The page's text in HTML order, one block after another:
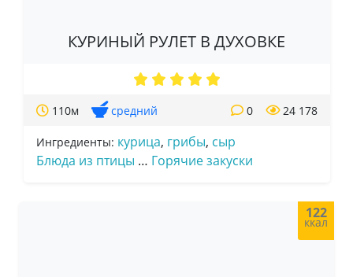
КУРИНЫЙ РУЛЕТ В ДУХОВКЕ
110м средний 24 178
0
Ингредиенты: курица, грибы, сыр
Блюда из птицы … Горячие закуски
122
ккал